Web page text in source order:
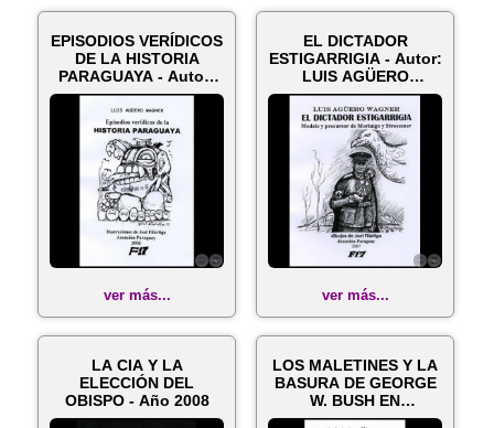
EPISODIOS VERÍDICOS
DE LA HISTORIA
PARAGUAYA - Autor:
LUIS AGÜERO...
ver más...
EL DICTADOR
ESTIGARRIGIA - Autor:
LUIS AGÜERO
WAGNER - Año 2007
ver más...
LA CIA Y LA
ELECCIÓN DEL
OBISPO - Año 2008
LOS MALETINES Y LA
BASURA DE GEORGE
W. BUSH EN
PARAGUAY - Año 200...